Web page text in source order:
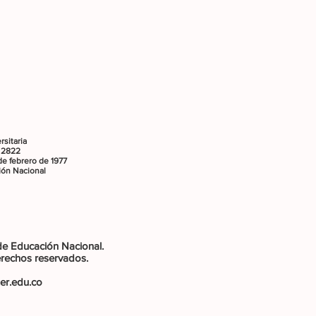
2822
febrero de 1977
Nacional
Educación Nacional.
reservados.